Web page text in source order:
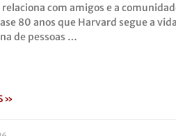
com amigos e a
80 anos que Harvard segue a vida
de pessoas …
»